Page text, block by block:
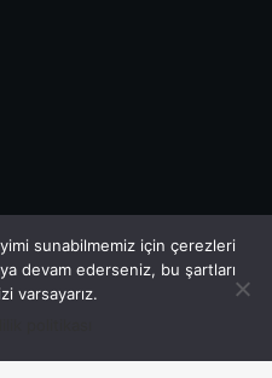
sunabilmemiz için çerezleri
devam ederseniz, bu şartları
varsayarız.